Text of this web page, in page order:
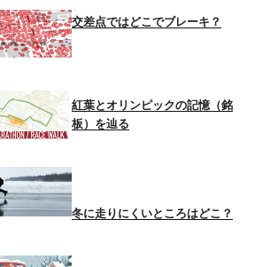
交差点ではどこでブレーキ？
紅葉とオリンピックの記憶（銘
板）を辿る
冬に走りにくいところはどこ？